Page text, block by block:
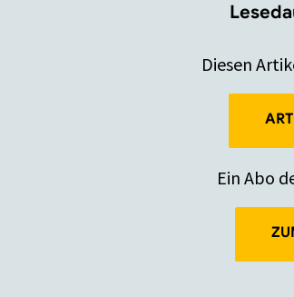
Diesen
Ein Abo